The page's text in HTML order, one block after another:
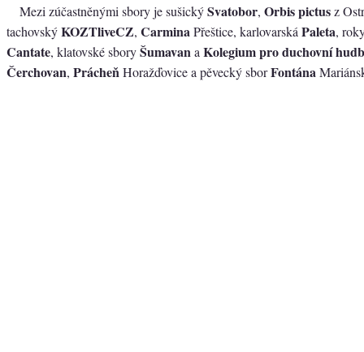
Mezi zúčastněnými sbory je sušickýSvatobor, Orbis pictusz
tachovskýKOZTliveCZ, Carmina Přeštice, karlovarská Paleta,
Cantate, klatovské sboryŠumavan a Kolegium pro duchovní
Čerchovan, Prácheň Horažďovice a pěvecký sborFontána